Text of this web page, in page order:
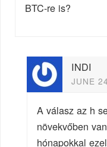
BTC-re is?
INDI
JUNE
A válasz az h
növekvőben
hónapokkal